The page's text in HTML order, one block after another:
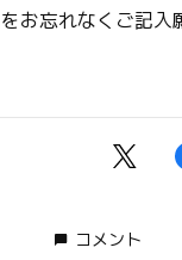
お忘れなくご記入
コメント